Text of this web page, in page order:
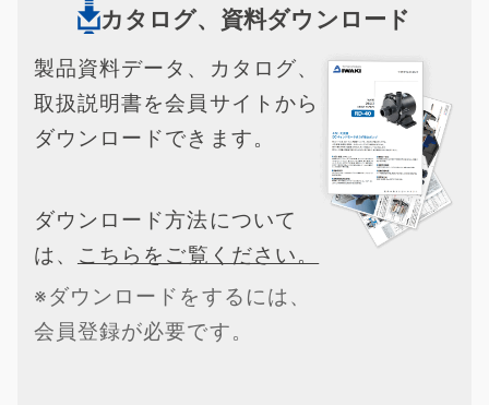
カタログ、資料ダウンロード
製品資料データ、カタログ、
取扱説明書を会員サイトから
ダウンロードできます。
ダウンロード方法について
は、 こちらをご覧ください。
※ダウンロードをするには、
会員登録が必要です。